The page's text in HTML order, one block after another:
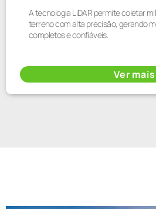
A tecnologia LiDAR permite coletar
terreno com alta precisão, gerando
completos e confiáveis.
Ver mais